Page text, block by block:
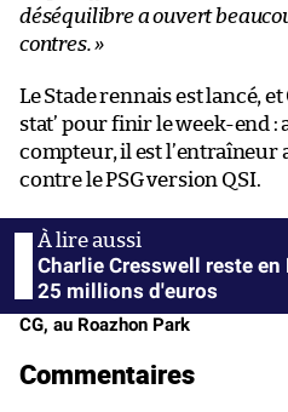
déséquilibre a ouvert
contres. »
Le Stade rennais est lancé,
stat’ pour finir le week-end :
compteur, il est l’entraîneur
contre le PSG version QSI.
Charlie Cresswell reste
25 millions d'euros
CG, au Roazhon Park
Commentaires